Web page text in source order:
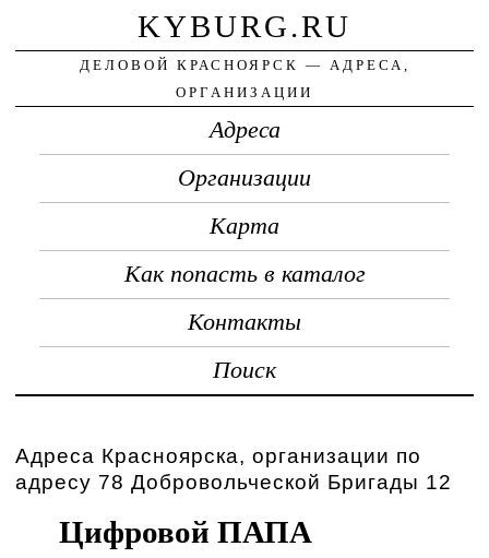
KYBURG.RU
ДЕЛОВОЙ КРАСНОЯРСК — АДРЕСА,
ОРГАНИЗАЦИИ
Адреса
Организации
Карта
Как попасть в каталог
Контакты
Поиск
Адреса Красноярска, организации по
адресу 78 Добровольческой Бригады 12
Цифровой ПАПА